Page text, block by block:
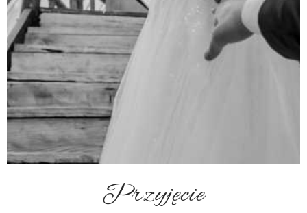
Przyjęcie